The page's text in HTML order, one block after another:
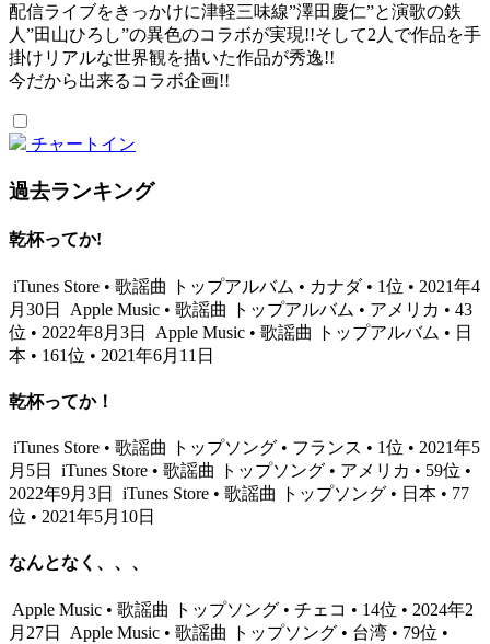
配信ライブをきっかけに津軽三味線”澤田慶仁”と演歌の鉄
人”田山ひろし”の異色のコラボが実現!!そして2人で作品を手
掛けリアルな世界観を描いた作品が秀逸!!
今だから出来るコラボ企画!!
チャートイン
過去ランキング
乾杯ってか!
iTunes Store • 歌謡曲 トップアルバム • カナダ • 1位 • 2021年4
月30日
Apple Music • 歌謡曲 トップアルバム • アメリカ • 43
位 • 2022年8月3日
Apple Music • 歌謡曲 トップアルバム • 日
本 • 161位 • 2021年6月11日
乾杯ってか！
iTunes Store • 歌謡曲 トップソング • フランス • 1位 • 2021年5
月5日
iTunes Store • 歌謡曲 トップソング • アメリカ • 59位 •
2022年9月3日
iTunes Store • 歌謡曲 トップソング • 日本 • 77
位 • 2021年5月10日
なんとなく、、、
Apple Music • 歌謡曲 トップソング • チェコ • 14位 • 2024年2
月27日
Apple Music • 歌謡曲 トップソング • 台湾 • 79位 •